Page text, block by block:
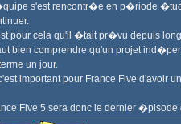
s'est rencontr�e en p�riode
pour cela qu'il �tait pr�vu depuis
bien comprendre qu'un projet
un jour.
important pour France Five d'avoir
Five 5 sera donc le dernier